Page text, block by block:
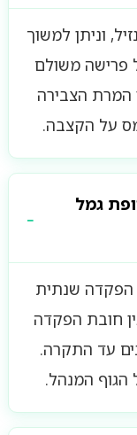
וניתן למשוך
פרישה משולם
המרת הצבירה
על הקצבה.
גמל
שנתית
חובת הפקדה
עד התקרה.
הגוף המנהל.